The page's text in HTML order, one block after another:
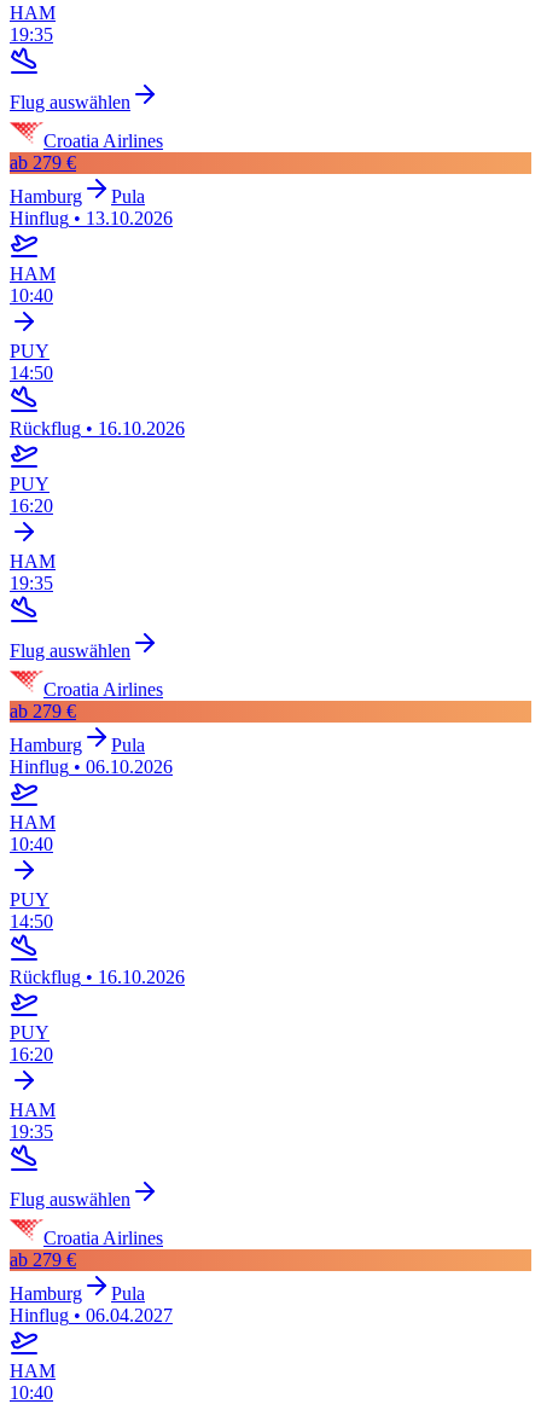
HAM
19:35
Flug auswählen
Croatia Airlines
ab 279 €
Hamburg
Pula
Hinflug • 13.10.2026
HAM
10:40
PUY
14:50
Rückflug • 16.10.2026
PUY
16:20
HAM
19:35
Flug auswählen
Croatia Airlines
ab 279 €
Hamburg
Pula
Hinflug • 06.10.2026
HAM
10:40
PUY
14:50
Rückflug • 16.10.2026
PUY
16:20
HAM
19:35
Flug auswählen
Croatia Airlines
ab 279 €
Hamburg
Pula
Hinflug • 06.04.2027
HAM
10:40